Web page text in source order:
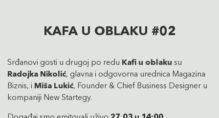
KAFA U OBLAKU #02
Srđanovi gosti u drugoj po redu Kafi u oblaku su
Radojka Nikolić, glavna i odgovorna urednica Magazina
Biznis, i Miša Lukić, Founder & Chief Business Designer u
kompaniji New Startegy.